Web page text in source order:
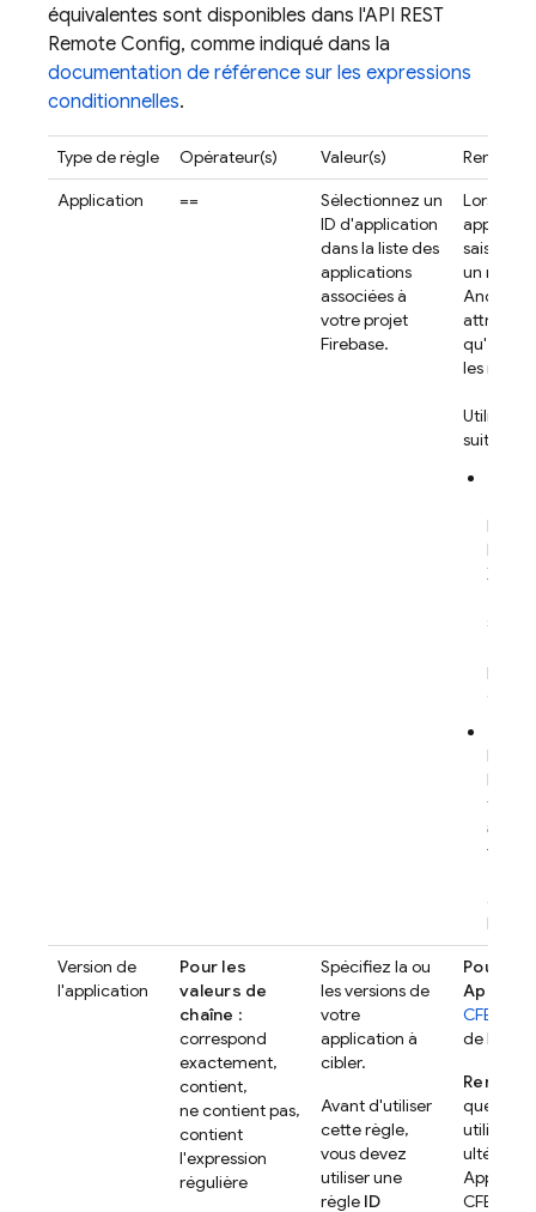
équivalentes sont disponibles dans l'API REST
Remote Config, comme indiqué dans la
documentation de référence sur les expressions
conditionnelles.
Type de règle Opérateur(s) Valeur(s)
Application
==
Sélectionnez un
ID d'application
dans la liste des
applications
associées à
votre projet
Firebase.
Lorsque
saisissez
un nom
Android
attribut
qu'
les règles
Utilisez
suit :
l'
se
l'
fichier
au
Version de
l'application
Pour les
valeurs de
chaîne :
correspond
exactement,
contient,
ne contient pas,
contient
l'expression
régulière
Spécifiez la ou
les versions de
votre
application à
cibler.
Avant d'utiliser
cette règle,
vous devez
utiliser une
règle ID
Pour
Apple
de
que
utilise la
Apple